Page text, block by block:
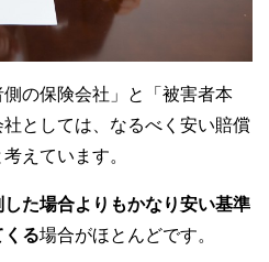
の保険会社」と「被害者本
としては、なるべく安い賠償
えています。
た場合よりもかなり安い基準
る場合がほとんどです。